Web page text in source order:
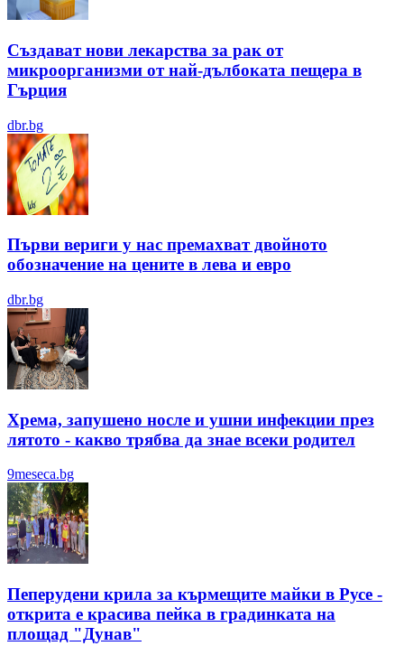
Създават нови лекарства за рак от
микроорганизми от най-дълбоката пещера в
Гърция
dbr.bg
Първи вериги у нас премахват двойното
обозначение на цените в лева и евро
dbr.bg
Хрема, запушено носле и ушни инфекции през
лятотo - какво трябва да знае всеки родител
9meseca.bg
Пеперудени крила за кърмещите майки в Русе -
открита е красива пейка в градинката на
площад "Дунав"